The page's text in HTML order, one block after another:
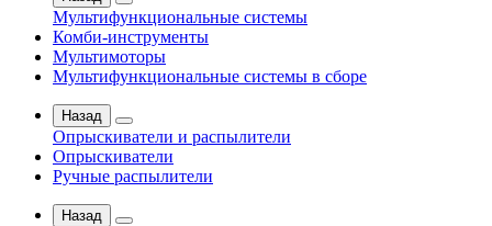
Мультифункциональные системы
Комби-инструменты
Мультимоторы
Мультифункциональные системы в сборе
Назад
Опрыскиватели и распылители
Опрыскиватели
Ручные распылители
Назад